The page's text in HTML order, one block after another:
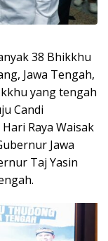
38 Bhikkhu
Jawa Tengah,
yang tengah
Candi
Raya Waisak
Jawa
Taj Yasin